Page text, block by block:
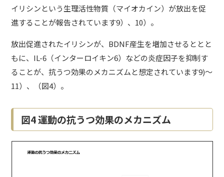
イリシンという生理活性物質（マイオカイン）が放出を促
進することが報告されています9）、10）。
放出促進されたイリシンが、BDNF産生を増加させるととと
もに、IL-6（インターロイキン6）などの炎症因子を抑制す
ることが、抗うつ効果のメカニズムと想定されています9)～
11）、（図4）。
図4 運動の抗うつ効果のメカニズム